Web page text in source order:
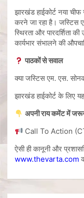
झारखंड हाईकोर्ट नया
करने जा रहा है। जस्टिस
स्थिरता और पारदर्शिता
कार्यभार संभालने की
पाठकों से सवाल
क्या जस्टिस एम. एस.
झारखंड हाईकोर्ट के लिए यह
अपनी राय कमेंट में
Call To Action
ऐसी ही कानूनी और
www.thevarta.com